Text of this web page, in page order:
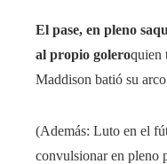
El pase, en pleno
al propio goleroquien
Maddison batió su
(Además: Luto en el
convulsionar en pleno